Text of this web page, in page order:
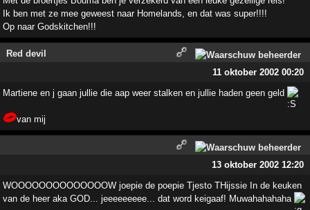
Ik ben met ze mee geweest naar Homelands, en dat was super!!!!
Op naar Godskitchen!!!
Red devil
11 oktober 2002 00:20
Martiene en j gaan jullie die aap weer stalken en jullie haden geen geld
van mij
13 oktober 2002 12:20
WOOOOOOOOOOOOOOW joepie de poepie Tjesto THijssie In de keuken
van de heer aka GOD... jeeeeeeeee... dat word keigaaf! Muwahahahaha